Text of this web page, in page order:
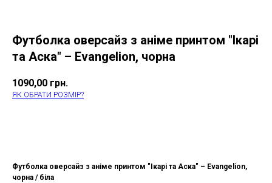
Футболка оверсайз з аніме принтом "Ікарі
та Аска" – Evangelion, чорна
1090,00 грн.
ЯК ОБРАТИ РОЗМІР?
Футболка оверсайз з аніме принтом "Ікарі та Аска" – Evangelion,
чорна / біла